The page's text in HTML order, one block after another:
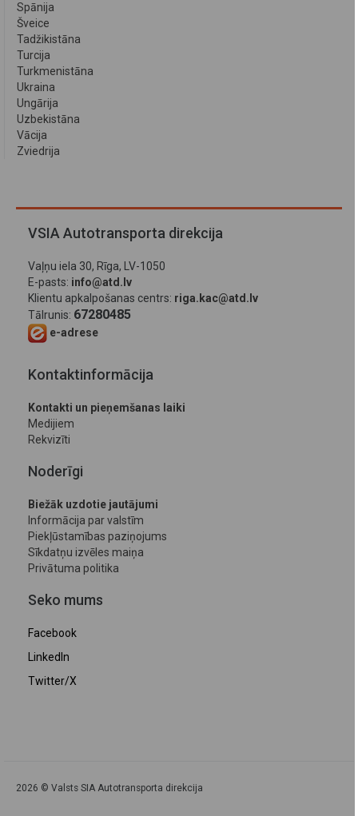
Spānija
Šveice
Tadžikistāna
Turcija
Turkmenistāna
Ukraina
Ungārija
Uzbekistāna
Vācija
Zviedrija
VSIA Autotransporta direkcija
Vaļņu iela 30, Rīga, LV-1050
E-pasts: info@atd.lv
Klientu apkalpošanas centrs: riga.kac@atd.lv
Tālrunis: 67280485
e-adrese
Kontaktinformācija
Kontakti un pieņemšanas laiki
Medijiem
Rekvizīti
Noderīgi
Biežāk uzdotie jautājumi
Informācija par valstīm
Piekļūstamības paziņojums
Sīkdatņu izvēles maiņa
Privātuma politika
Seko mums
Facebook
LinkedIn
Twitter/X
2026 © Valsts SIA Autotransporta direkcija